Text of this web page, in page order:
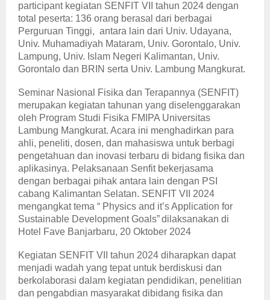
participant kegiatan SENFIT VII tahun 2024 dengan
total peserta: 136 orang berasal dari berbagai
Perguruan Tinggi, antara lain dari Univ. Udayana,
Univ. Muhamadiyah Mataram, Univ. Gorontalo, Univ.
Lampung, Univ. Islam Negeri Kalimantan, Univ.
Gorontalo dan BRIN serta Univ. Lambung Mangkurat.
Seminar Nasional Fisika dan Terapannya (SENFIT)
merupakan kegiatan tahunan yang diselenggarakan
oleh Program Studi Fisika FMIPA Universitas
Lambung Mangkurat. Acara ini menghadirkan para
ahli, peneliti, dosen, dan mahasiswa untuk berbagi
pengetahuan dan inovasi terbaru di bidang fisika dan
aplikasinya. Pelaksanaan Senfit bekerjasama
dengan berbagai pihak antara lain dengan PSI
cabang Kalimantan Selatan. SENFIT VII 2024
mengangkat tema “ Physics and it’s Application for
Sustainable Development Goals”dilaksanakan di
Hotel Fave Banjarbaru, 20 Oktober 2024
Kegiatan SENFIT VII tahun 2024 diharapkan dapat
menjadi wadah yang tepat untuk berdiskusi dan
berkolaborasi dalam kegiatan pendidikan, penelitian
dan pengabdian masyarakat dibidang fisika dan